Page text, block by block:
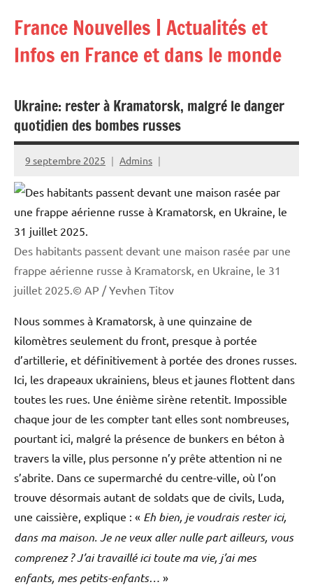
contenu
France Nouvelles | Actualités et
Infos en France et dans le monde
Ukraine: rester à Kramatorsk, malgré le danger
quotidien des bombes russes
9 septembre 2025 Admins
Des habitants passent devant une maison rasée par une
frappe aérienne russe à Kramatorsk, en Ukraine, le 31
juillet 2025.© AP / Yevhen Titov
Nous sommes à Kramatorsk, à une quinzaine de
kilomètres seulement du front, presque à portée
d’artillerie, et définitivement à portée des drones russes.
Ici, les drapeaux ukrainiens, bleus et jaunes flottent dans
toutes les rues. Une énième sirène retentit. Impossible
chaque jour de les compter tant elles sont nombreuses,
pourtant ici, malgré la présence de bunkers en béton à
travers la ville, plus personne n’y prête attention ni ne
s’abrite. Dans ce supermarché du centre-ville, où l’on
trouve désormais autant de soldats que de civils, Luda,
une caissière, explique : « Eh bien, je voudrais rester ici,
dans ma maison. Je ne veux aller nulle part ailleurs, vous
comprenez ? J’ai travaillé ici toute ma vie, j’ai mes
enfants, mes petits-enfants… »